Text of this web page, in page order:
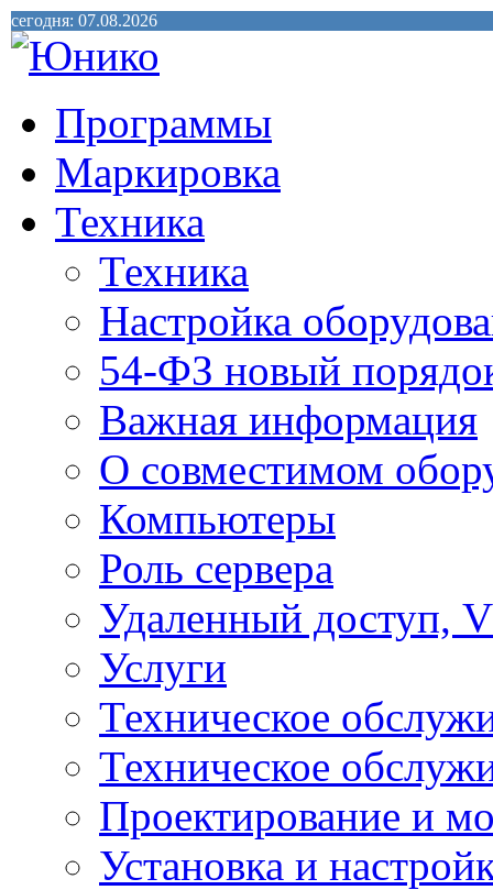
сегодня: 07.08.2026
Программы
Маркировка
Техника
Техника
Настройка
54-ФЗ новый
Важная информация
О совместимом
Компьютеры
Роль сервера
Удаленный доступ,
Услуги
Техническое
Техническое
Проектирование и
Установка и